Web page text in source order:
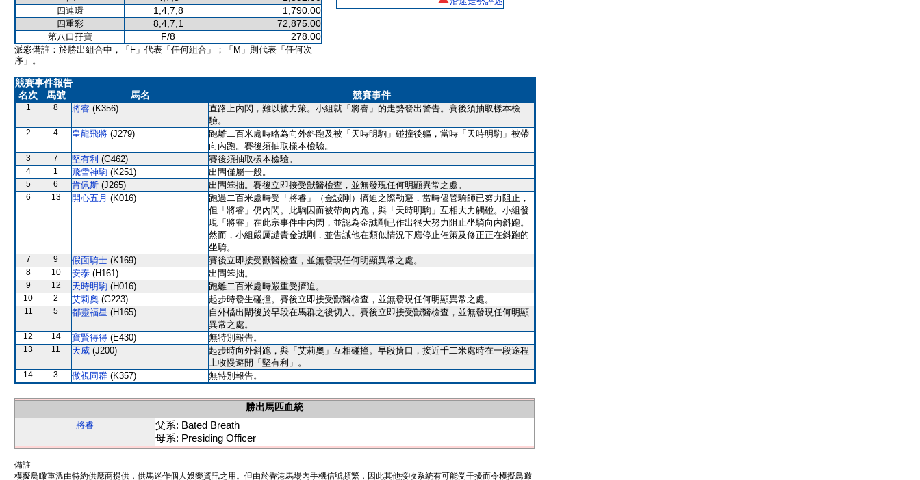
四連環 1,4,7,8 1,790.00
四重彩 8,4,7,1 72,875.00
第八口孖寶 F/8 278.00
派彩備註：於勝出組合中，「F」代表「任何組合」；「M」則代表「任何次
序」。
競賽事件報告
名次
馬號 馬名 競賽事件
1 8 將睿 (K356)
直路上內閃，難以被力策。小組就「將睿」的走勢發出警告。賽後須抽取樣本檢
驗。
2 4 皇龍飛將 (J279)
跑離二百米處時略為向外斜跑及被「天時明駒」碰撞後軀，當時「天時明駒」被帶
向內跑。賽後須抽取樣本檢驗。
3 7 堅有利 (G462) 賽後須抽取樣本檢驗。
4 1 飛雪神駒 (K251) 出閘僅屬一般。
5 6 肯佩斯 (J265) 出閘笨拙。賽後立即接受獸醫檢查，並無發現任何明顯異常之處。
6 13 開心五月 (K016)
跑過二百米處時受「將睿」（金誠剛）擠迫之際勒避，當時儘管騎師已努力阻止，
但「將睿」仍內閃。此駒因而被帶向內跑，與「天時明駒」互相大力觸碰。小組發
現「將睿」在此宗事件中內閃，並認為金誠剛已作出很大努力阻止坐騎向內斜跑。
然而，小組嚴厲譴責金誠剛，並告誡他在類似情況下應停止催策及修正正在斜跑的
坐騎。
7 9 假面騎士 (K169) 賽後立即接受獸醫檢查，並無發現任何明顯異常之處。
8 10 安泰 (H161) 出閘笨拙。
9 12 天時明駒 (H016) 跑離二百米處時嚴重受擠迫。
10 2 艾莉奧 (G223) 起步時發生碰撞。賽後立即接受獸醫檢查，並無發現任何明顯異常之處。
11 5 都靈福星 (H165)
自外檔出閘後於早段在馬群之後切入。賽後立即接受獸醫檢查，並無發現任何明顯
異常之處。
12 14 寶賢得得 (E430) 無特別報告。
13 11 天威 (J200)
起步時向外斜跑，與「艾莉奧」互相碰撞。早段搶口，接近千二米處時在一段途程
上收慢避開「堅有利」。
14 3 傲視同群 (K357) 無特別報告。
勝出馬匹血統
將睿
父系: Bated Breath
母系: Presiding Officer
備註
模擬鳥瞰重溫由特約供應商提供，供馬迷作個人娛樂資訊之用。但由於香港馬場內手機信號頻繁，因此其他接收系統有可能受干擾而令模擬鳥瞰